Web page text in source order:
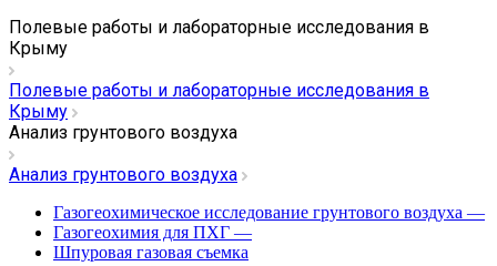
Полевые работы и лабораторные исследования в
Крыму
Полевые работы и лабораторные исследования в
Крыму
Анализ грунтового воздуха
Анализ грунтового воздуха
Газогеохимическое исследование грунтового воздуха —
Газогеохимия для ПХГ —
Шпуровая газовая съемка